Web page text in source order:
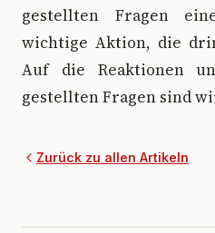
gestellten Fragen
wichtige Aktion, die
Auf die Reaktionen
gestellten Fragen sind
Zurück zu allen Artikeln